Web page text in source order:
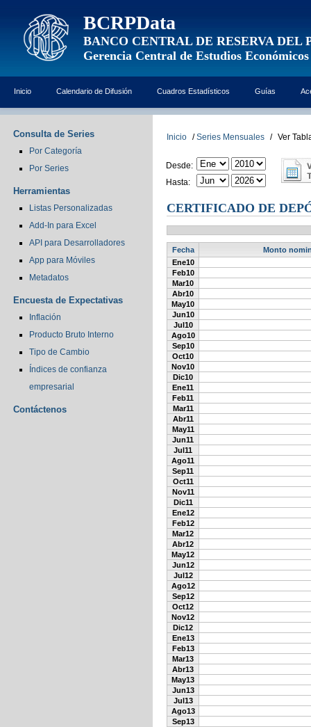
BCRPData
BANCO CENTRAL DE RESERVA DEL
Gerencia Central de Estudios Económicos
Inicio Calendario de Difusión Cuadros Estadísticos Guías
Consulta de Series
Por Categoría
Por Series
Herramientas
Listas Personalizadas
Add-In para Excel
API para Desarrolladores
App para Móviles
Metadatos
Encuesta de Expectativas
Inflación
Producto Bruto Interno
Tipo de Cambio
Índices de confianza
empresarial
Contáctenos
Inicio / Series Mensuales / Ver
Desde:
Hasta:
CERTIFICADO DE
Fecha
Monto
Ene10
Feb10
Mar10
Abr10
May10
Jun10
Jul10
Ago10
Sep10
Oct10
Nov10
Dic10
Ene11
Feb11
Mar11
Abr11
May11
Jun11
Jul11
Ago11
Sep11
Oct11
Nov11
Dic11
Ene12
Feb12
Mar12
Abr12
May12
Jun12
Jul12
Ago12
Sep12
Oct12
Nov12
Dic12
Ene13
Feb13
Mar13
Abr13
May13
Jun13
Jul13
Ago13
Sep13